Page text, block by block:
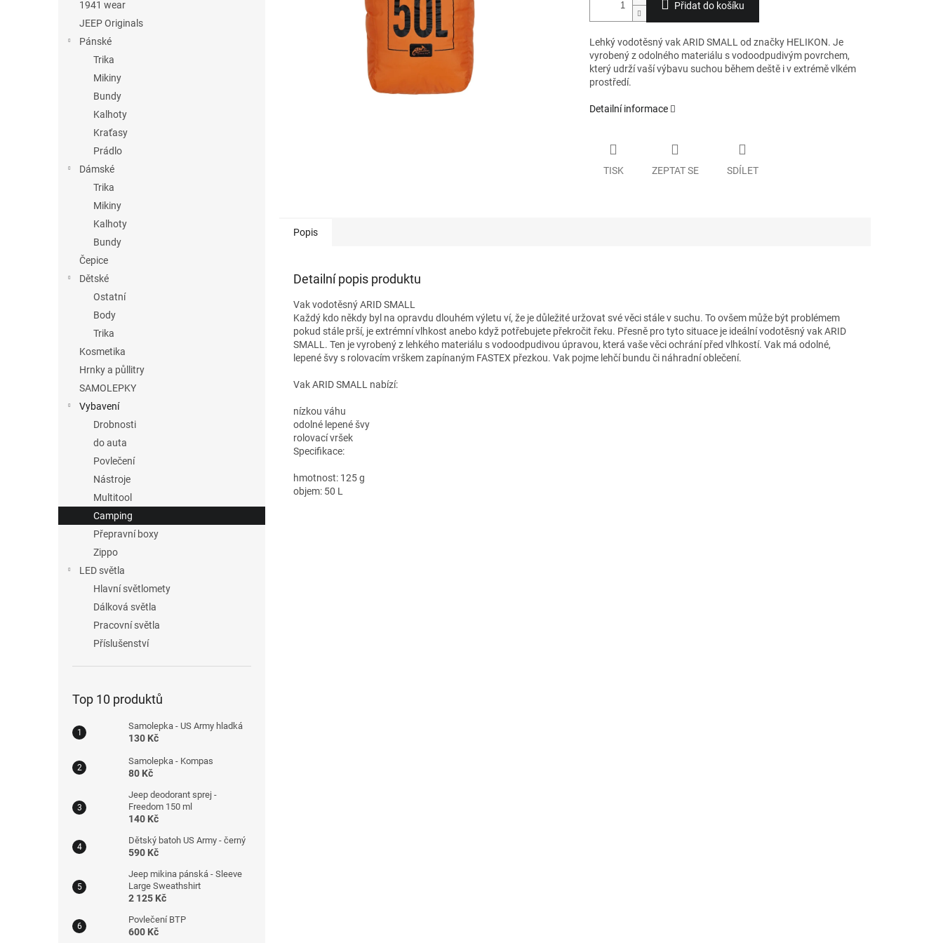
1941 wear
JEEP Originals
Pánské
Trika
Mikiny
Bundy
Kalhoty
Kraťasy
Prádlo
Dámské
Trika
Mikiny
Kalhoty
Bundy
Čepice
Dětské
Ostatní
Body
Trika
Kosmetika
Hrnky a půllitry
SAMOLEPKY
Vybavení
Drobnosti
do auta
Povlečení
Nástroje
Multitool
Camping
Přepravní boxy
Zippo
LED světla
Hlavní světlomety
Dálková světla
Pracovní světla
Příslušenství
Top 10 produktů
Samolepka - US Army hladká
130 Kč
Samolepka - Kompas
80 Kč
Jeep deodorant sprej -
Freedom 150 ml
140 Kč
Dětský batoh US Army - černý
590 Kč
Jeep mikina pánská - Sleeve
Large Sweathshirt
2 125 Kč
Povlečení BTP
600 Kč
Přidat do košíku
Lehký vodotěsný vak ARID SMALL od značky HELIKON. Je
vyrobený z odolného materiálu s vodoodpudivým povrchem,
který udrží vaší výbavu suchou během deště i v extrémě vlkém
prostředí.
Detailní informace
TISK ZEPTAT SE SDÍLET
Popis
Detailní popis produktu
Vak vodotěsný ARID SMALL
Každý kdo někdy byl na opravdu dlouhém výletu ví, že je důležité uržovat své věci stále v suchu. To ovšem může být problémem
pokud stále prší, je extrémní vlhkost anebo když potřebujete překročit řeku. Přesně pro tyto situace je ideální vodotěsný vak ARID
SMALL. Ten je vyrobený z lehkého materiálu s vodoodpudivou úpravou, která vaše věci ochrání před vlhkostí. Vak má odolné,
lepené švy s rolovacím vrškem zapínaným FASTEX přezkou. Vak pojme lehčí bundu či náhradní oblečení.
Vak ARID SMALL nabízí:
nízkou váhu
odolné lepené švy
rolovací vršek
Specifikace:
hmotnost: 125 g
objem: 50 L